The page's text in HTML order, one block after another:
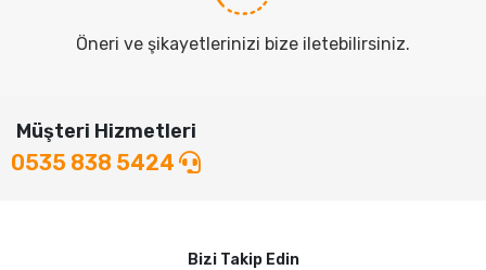
Öneri ve şikayetlerinizi bize iletebilirsiniz.
Müşteri Hizmetleri
0535 838 5424
Bizi Takip Edin